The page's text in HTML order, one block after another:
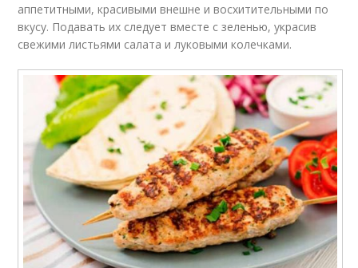
аппетитными, красивыми внешне и восхитительными по
вкусу. Подавать их следует вместе с зеленью, украсив
свежими листьями салата и луковыми колечками.